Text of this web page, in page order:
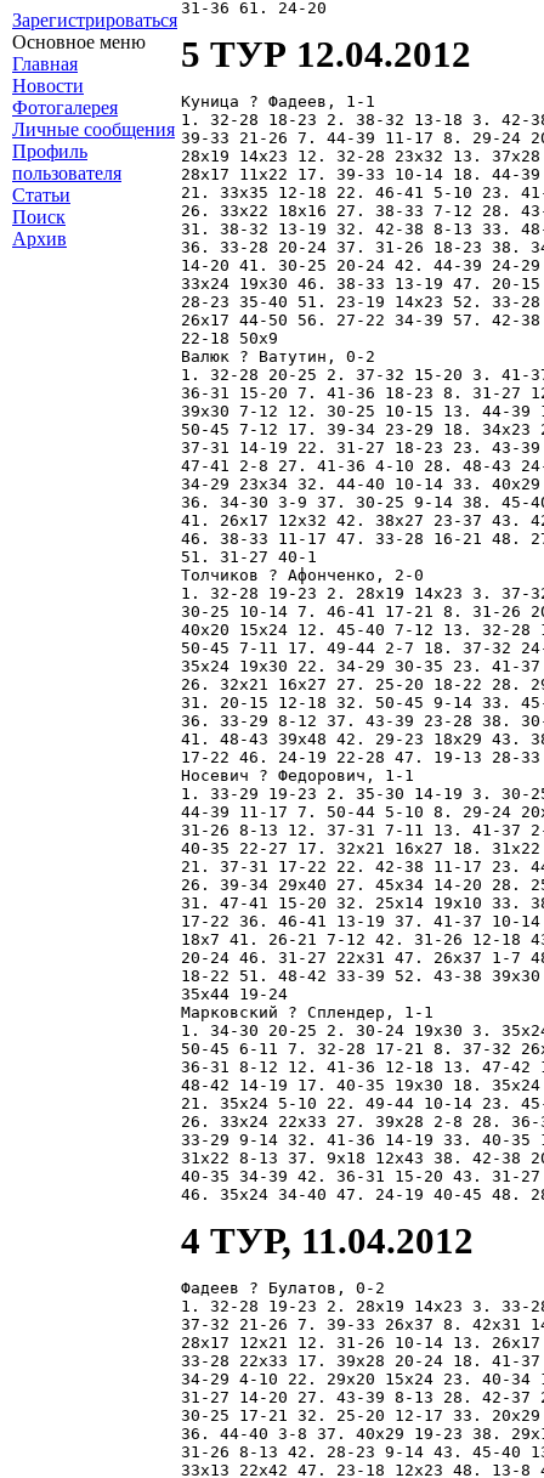
Зарегистрироваться
Основное меню
Главная
Новости
Фотогалерея
Личные сообщения
Профиль
пользователя
Статьи
Поиск
Архив
5 ТУР 12.04.2012
Куница ? Фадеев, 1-1
1. 32-28 18-23 2. 38-32 13-18 3. 42-
39-33 21-26 7. 44-39 11-17 8. 29-24
28x19 14x23 12. 32-28 23x32 13.
28x17 11x22 17. 39-33 10-14 18. 44-
21. 33x35 12-18 22. 46-41 5-10 23.
26. 33x22 18x16 27. 38-33 7-12 28.
31. 38-32 13-19 32. 42-38 8-13 33.
36. 33-28 20-24 37. 31-26 18-23 38.
14-20 41. 30-25 20-24 42. 44-39 24-
33x24 19x30 46. 38-33 13-19 47. 20-
28-23 35-40 51. 23-19 14x23 52. 33-
26x17 44-50 56. 27-22 34-39 57. 42-
22-18 50x9
Валюк ? Ватутин, 0-2
1. 32-28 20-25 2. 37-32 15-20 3. 41-
36-31 15-20 7. 41-36 18-23 8. 31-27
39x30 7-12 12. 30-25 10-15 13. 44-
50-45 7-12 17. 39-34 23-29 18. 34x23
37-31 14-19 22. 31-27 18-23 23. 43-
47-41 2-8 27. 41-36 4-10 28. 48-43
34-29 23x34 32. 44-40 10-14 33.
36. 34-30 3-9 37. 30-25 9-14 38. 45-
41. 26x17 12x32 42. 38x27 23-37 43.
46. 38-33 11-17 47. 33-28 16-21 48.
51. 31-27 40-1
Толчиков ? Афонченко, 2-0
1. 32-28 19-23 2. 28x19 14x23 3.
30-25 10-14 7. 46-41 17-21 8. 31-26
40x20 15x24 12. 45-40 7-12 13. 32-
50-45 7-11 17. 49-44 2-7 18. 37-32
35x24 19x30 22. 34-29 30-35 23. 41-
26. 32x21 16x27 27. 25-20 18-22 28.
31. 20-15 12-18 32. 50-45 9-14 33.
36. 33-29 8-12 37. 43-39 23-28 38.
41. 48-43 39x48 42. 29-23 18x29 43.
17-22 46. 24-19 22-28 47. 19-13 28-
Носевич ? Федорович, 1-1
1. 33-29 19-23 2. 35-30 14-19 3. 30-
44-39 11-17 7. 50-44 5-10 8. 29-24
31-26 8-13 12. 37-31 7-11 13. 41-37
40-35 22-27 17. 32x21 16x27 18.
21. 37-31 17-22 22. 42-38 11-17 23.
26. 39-34 29x40 27. 45x34 14-20 28.
31. 47-41 15-20 32. 25x14 19x10 33.
17-22 36. 46-41 13-19 37. 41-37 10-
18x7 41. 26-21 7-12 42. 31-26 12-18
20-24 46. 31-27 22x31 47. 26x37 1-7
18-22 51. 48-42 33-39 52. 43-38
35x44 19-24
Марковский ? Сплендер, 1-1
1. 34-30 20-25 2. 30-24 19x30 3.
50-45 6-11 7. 32-28 17-21 8. 37-32
36-31 8-12 12. 41-36 12-18 13. 47-
48-42 14-19 17. 40-35 19x30 18.
21. 35x24 5-10 22. 49-44 10-14 23.
26. 33x24 22x33 27. 39x28 2-8 28.
33-29 9-14 32. 41-36 14-19 33. 40-35
31x22 8-13 37. 9x18 12x43 38. 42-38
40-35 34-39 42. 36-31 15-20 43. 31-
4 ТУР, 11.04.2012
Фадеев ? Булатов, 0-2
1. 32-28 19-23 2. 28x19 14x23 3. 33-
37-32 21-26 7. 39-33 26x37 8. 42x31
28x17 12x21 12. 31-26 10-14 13.
33-28 22x33 17. 39x28 20-24 18. 41-
34-29 4-10 22. 29x20 15x24 23. 40-
31-27 14-20 27. 43-39 8-13 28. 42-37
30-25 17-21 32. 25-20 12-17 33.
36. 44-40 3-8 37. 40x29 19-23 38.
31-26 8-13 42. 28-23 9-14 43. 45-40
33x13 22x42 47. 23-18 12x23 48. 13-